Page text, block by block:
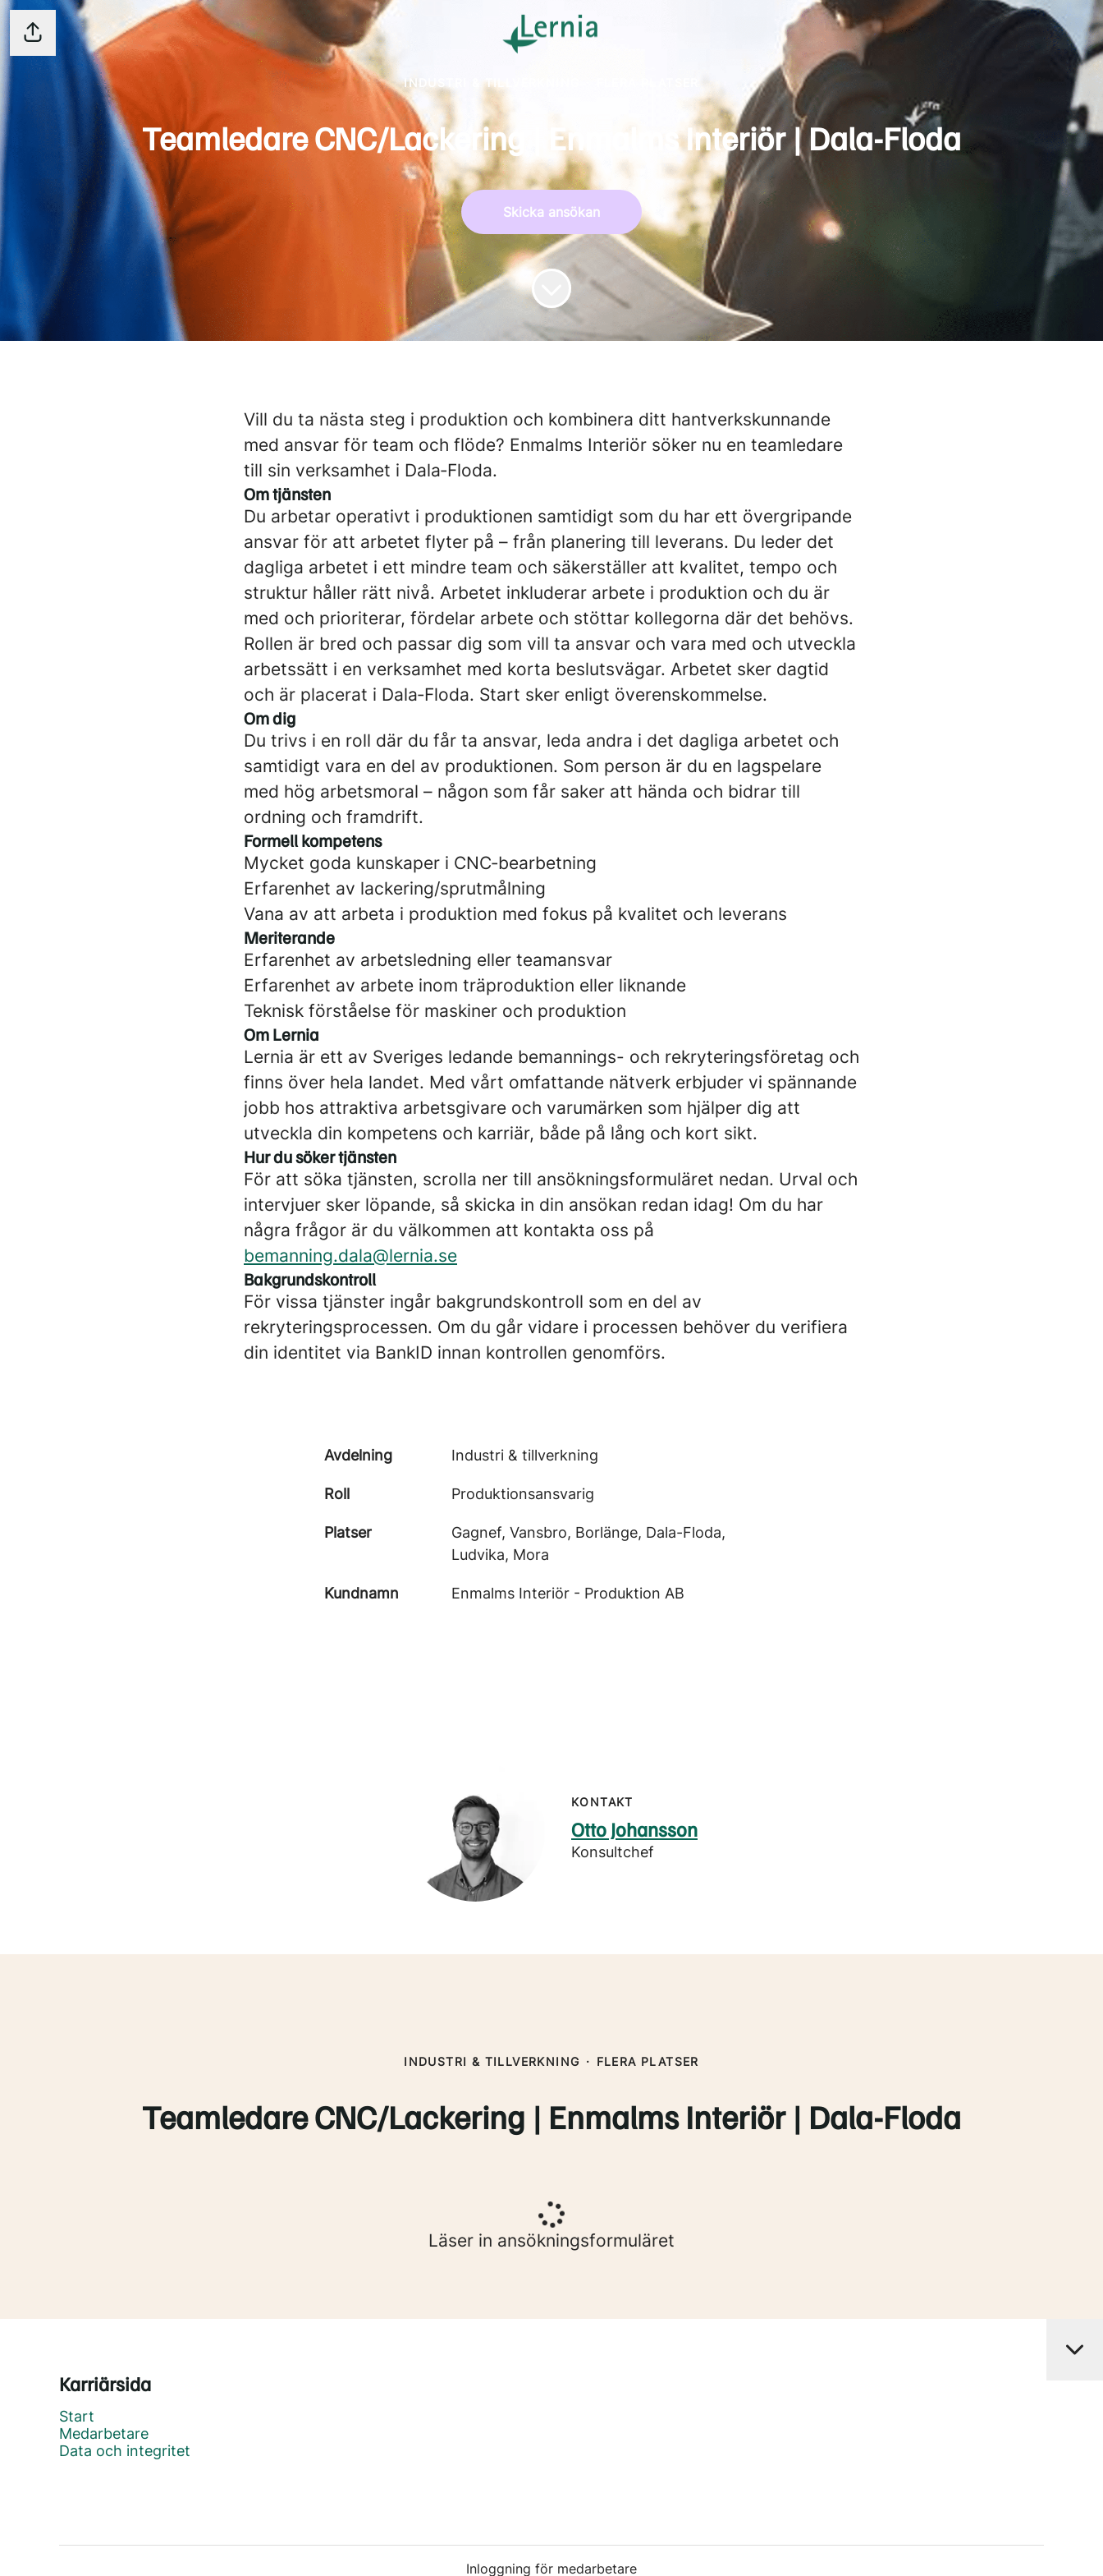
Dela sidan
INDUSTRI & TILLVERKNING
Teamledare CNC/Lackering | Enmalms Interiör | Dala-Floda
Skicka ansökan
Vill du ta nästa steg i produktion och kombinera ditt hantverkskunnande
med ansvar för team och flöde? Enmalms Interiör söker nu en teamledare
till sin verksamhet i Dala‑Floda.
Om tjänsten
Du arbetar operativt i produktionen samtidigt som du har ett övergripande
ansvar för att arbetet flyter på – från planering till leverans. Du leder det
dagliga arbetet i ett mindre team och säkerställer att kvalitet, tempo och
struktur håller rätt nivå. Arbetet inkluderar arbete i produktion och du är
med och prioriterar, fördelar arbete och stöttar kollegorna där det behövs.
Rollen är bred och passar dig som vill ta ansvar och vara med och utveckla
arbetssätt i en verksamhet med korta beslutsvägar. Arbetet sker dagtid
och är placerat i Dala‑Floda. Start sker enligt överenskommelse.
Om dig
Du trivs i en roll där du får ta ansvar, leda andra i det dagliga arbetet och
samtidigt vara en del av produktionen. Som person är du en lagspelare
med hög arbetsmoral – någon som får saker att hända och bidrar till
ordning och framdrift.
Formell kompetens
Mycket goda kunskaper i CNC‑bearbetning
Erfarenhet av lackering/sprutmålning
Vana av att arbeta i produktion med fokus på kvalitet och leverans
Meriterande
Erfarenhet av arbetsledning eller teamansvar
Erfarenhet av arbete inom träproduktion eller liknande
Teknisk förståelse för maskiner och produktion
Om Lernia
Lernia är ett av Sveriges ledande bemannings- och rekryteringsföretag och
finns över hela landet. Med vårt omfattande nätverk erbjuder vi spännande
jobb hos attraktiva arbetsgivare och varumärken som hjälper dig att
utveckla din kompetens och karriär, både på lång och kort sikt.
Hur du söker tjänsten
För att söka tjänsten, scrolla ner till ansökningsformuläret nedan. Urval och
intervjuer sker löpande, så skicka in din ansökan redan idag! Om du har
några frågor är du välkommen att kontakta oss på
bemanning.dala@lernia.se
Bakgrundskontroll
För vissa tjänster ingår bakgrundskontroll som en del av
rekryteringsprocessen. Om du går vidare i processen behöver du verifiera
din identitet via BankID innan kontrollen genomförs.
Avdelning Industri & tillverkning
Roll Produktionsansvarig
Platser
Gagnef, Vansbro, Borlänge, Dala-Floda,
Ludvika, Mora
Kundnamn Enmalms Interiör - Produktion AB
KONTAKT
Otto Johansson
Konsultchef
INDUSTRI & TILLVERKNING · FLERA PLATSER
Teamledare CNC/Lackering | Enmalms Interiör | Dala-Floda
Läser in ansökningsformuläret
Karriärsida
Start
Medarbetare
Data och integritet
Inloggning för medarbetare